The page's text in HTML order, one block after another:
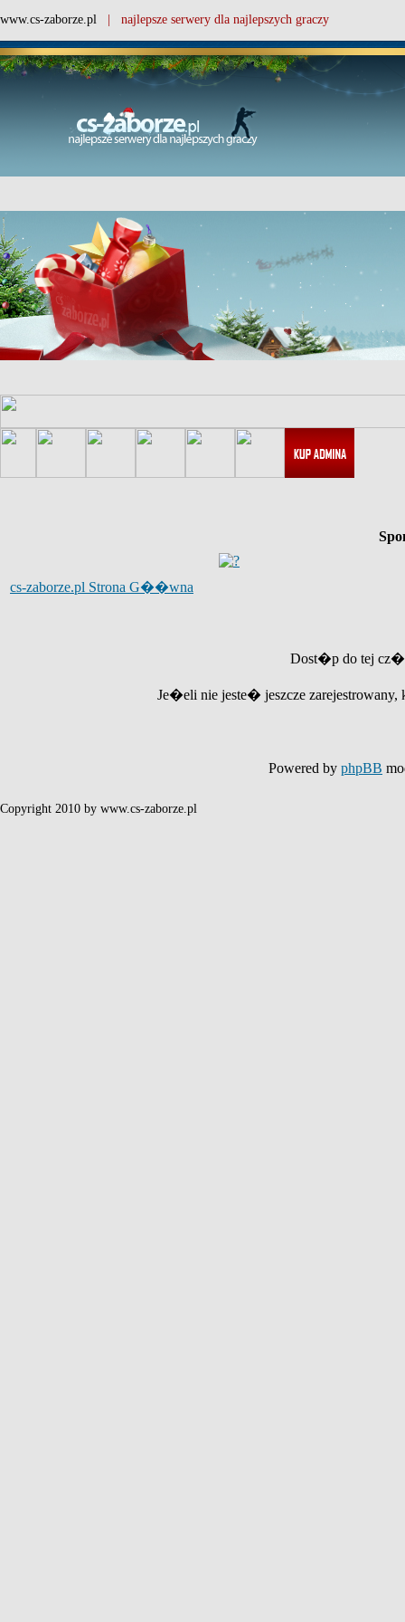
www.cs-zaborze.pl | najlepsze serwery dla najlepszych graczy
cs-zaborze.pl Strona G��wna
Dost�p do tej
Je�eli nie jeste� jeszcze
Powered by phpBB
Copyright 2010 by www.cs-zaborze.pl